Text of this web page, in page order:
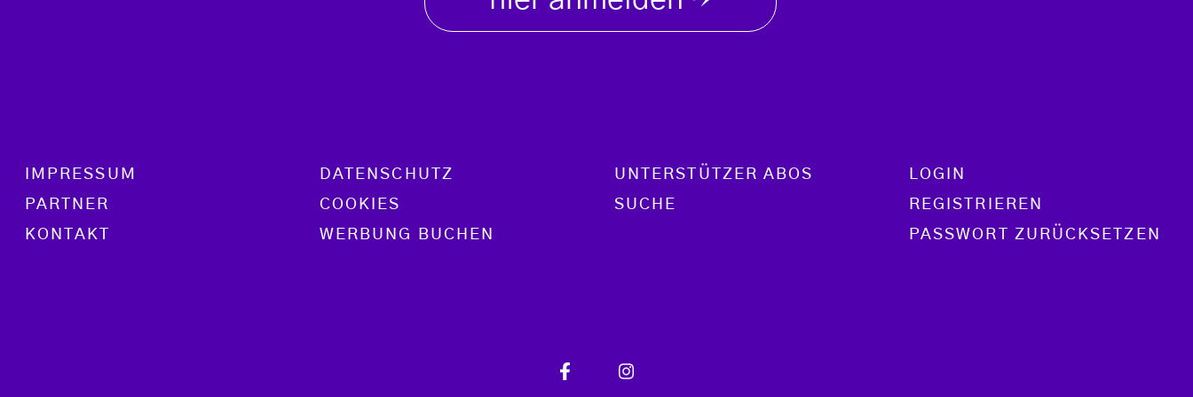
Footer menu
IMPRESSUM
PARTNER
KONTAKT
DATENSCHUTZ
COOKIES
WERBUNG BUCHEN
UNTERSTÜTZER ABOS
SUCHE
LOGIN
REGISTRIEREN
PASSWORT ZURÜCKSETZEN